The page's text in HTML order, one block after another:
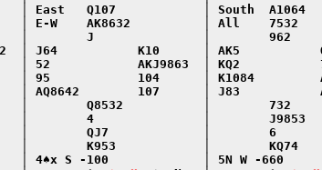
│ East   Q107            │ South  A1064
│ E-W    AK8632          │ All    7532
│        J               │        962
│ J64           K10      │ AK5
│ 52            AKJ9863  │ KQ2
│ 95            104      │ K1084
│ AQ8642        107      │ J83
│        Q8532           │        732
│        4               │        J9853
│        QJ7             │        6
│        K953            │        KQ74
│ 4♠x S -100             │ 5N W -660